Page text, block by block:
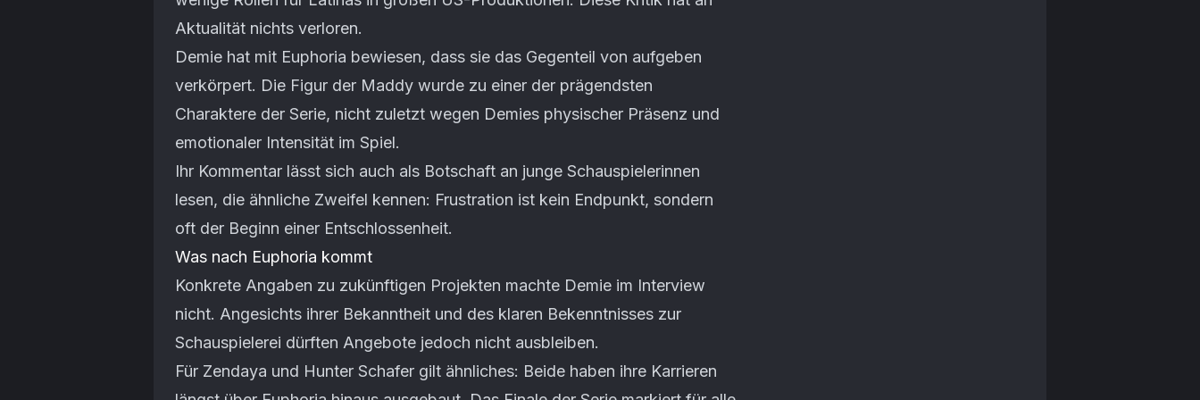
Aktualität nichts verloren.
Demie hat mit Euphoria bewiesen, dass sie das Gegenteil von aufgeben
verkörpert. Die Figur der Maddy wurde zu einer der prägendsten
Charaktere der Serie, nicht zuletzt wegen Demies physischer Präsenz und
emotionaler Intensität im Spiel.
Ihr Kommentar lässt sich auch als Botschaft an junge Schauspielerinnen
lesen, die ähnliche Zweifel kennen: Frustration ist kein Endpunkt, sondern
oft der Beginn einer Entschlossenheit.
Was nach Euphoria kommt
Konkrete Angaben zu zukünftigen Projekten machte Demie im Interview
nicht. Angesichts ihrer Bekanntheit und des klaren Bekenntnisses zur
Schauspielerei dürften Angebote jedoch nicht ausbleiben.
Für Zendaya und Hunter Schafer gilt ähnliches: Beide haben ihre Karrieren